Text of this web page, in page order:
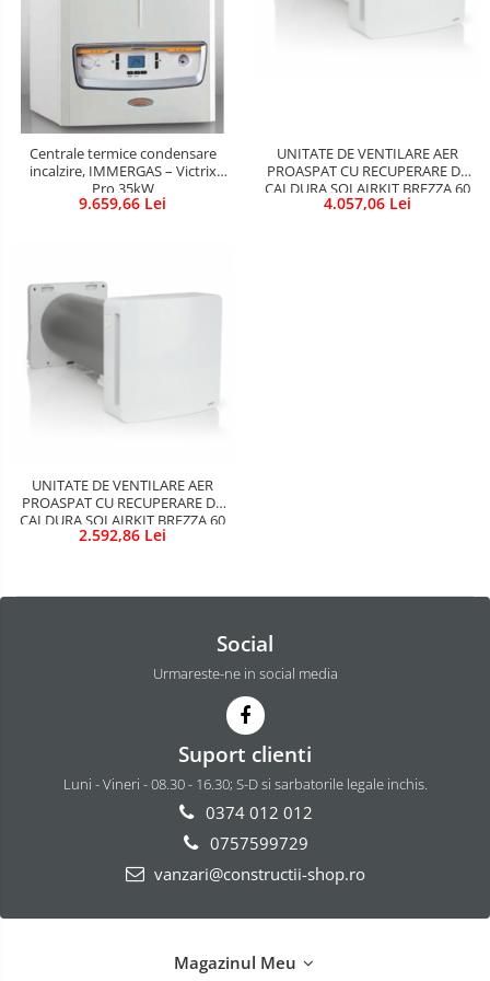
Sigurante Legrand
Sigurante Schneider
Tablouri electrice
Tablouri Gewiss
Centrale termice condensare
incalzire, IMMERGAS – Victrix
Pro 35kW
9.659,66 Lei
UNITATE DE VENTILARE AER
PROASPAT CU RECUPERARE DE
CALDURA SOLAIRKIT BREZZA 60
4.057,06 Lei
UNITATE DE VENTILARE AER
PROASPAT CU RECUPERARE DE
CALDURA SOLAIRKIT BREZZA 60
2.592,86 Lei
Social
Urmareste-ne in social media
Suport clienti
Luni - Vineri - 08.30 - 16.30; S-D si sarbatorile legale inchis.
0374 012 012
0757599729
vanzari@constructii-shop.ro
Magazinul Meu